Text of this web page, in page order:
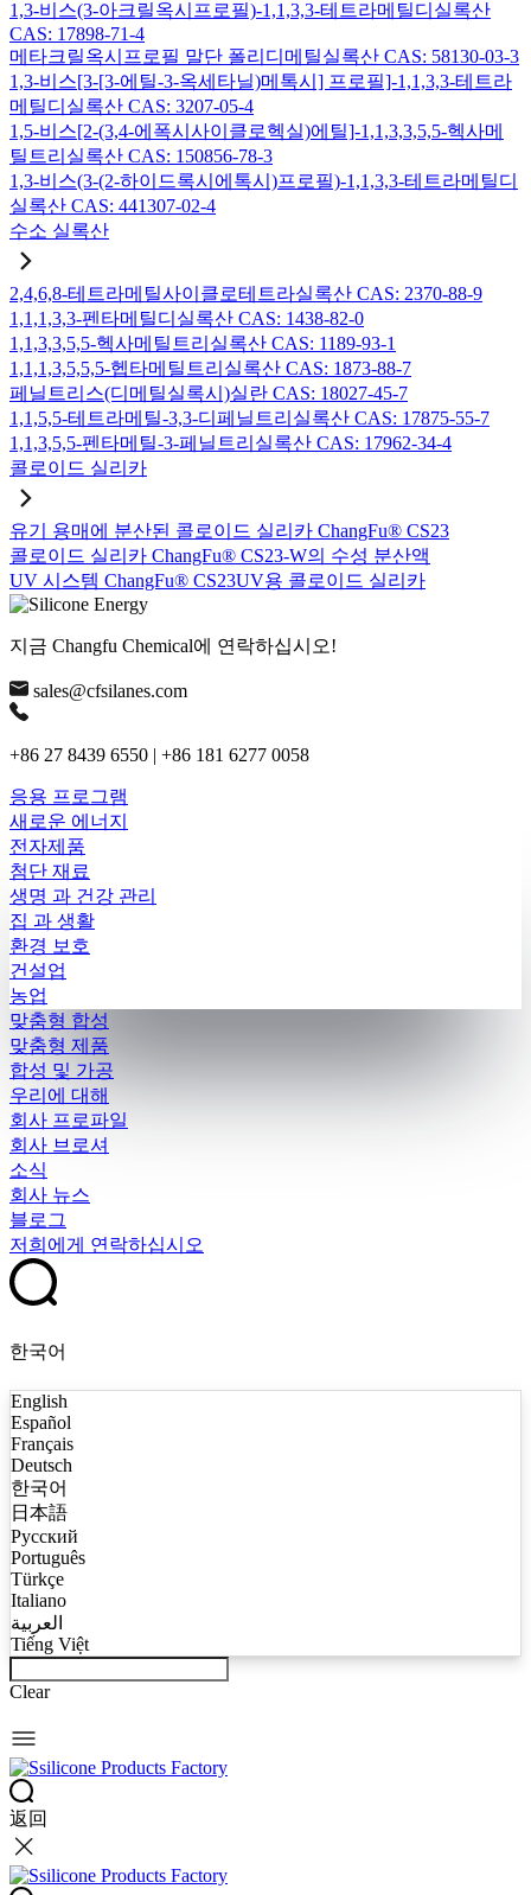
1,3-비스(3-아크릴옥시프로필)-1,1,3,3-테트라메틸디실록산
CAS: 17898-71-4
메타크릴옥시프로필 말단 폴리디메틸실록산 CAS: 58130-03-3
1,3-비스[3-[3-에틸-3-옥세타닐)메톡시] 프로필]-1,1,3,3-테트라
메틸디실록산 CAS: 3207-05-4
1,5-비스[2-(3,4-에폭시사이클로헥실)에틸]-1,1,3,3,5,5-헥사메
틸트리실록산 CAS: 150856-78-3
1,3-비스(3-(2-하이드록시에톡시)프로필)-1,1,3,3-테트라메틸디
실록산 CAS: 441307-02-4
수소 실록산
2,4,6,8-테트라메틸사이클로테트라실록산 CAS: 2370-88-9
1,1,1,3,3-펜타메틸디실록산 CAS: 1438-82-0
1,1,3,3,5,5-헥사메틸트리실록산 CAS: 1189-93-1
1,1,1,3,5,5,5-헵타메틸트리실록산 CAS: 1873-88-7
페닐트리스(디메틸실록시)실란 CAS: 18027-45-7
1,1,5,5-테트라메틸-3,3-디페닐트리실록산 CAS: 17875-55-7
1,1,3,5,5-펜타메틸-3-페닐트리실록산 CAS: 17962-34-4
콜로이드 실리카
유기 용매에 분산된 콜로이드 실리카 ChangFu® CS23
콜로이드 실리카 ChangFu® CS23-W의 수성 분산액
UV 시스템 ChangFu® CS23UV용 콜로이드 실리카
지금 Changfu Chemical에 연락하십시오!
sales@cfsilanes.com
+86 27 8439 6550 | +86 181 6277 0058
응용 프로그램
새로운 에너지
전자제품
첨단 재료
생명 과 건강 관리
집 과 생활
환경 보호
건설업
농업
맞춤형 합성
맞춤형 제품
합성 및 가공
우리에 대해
회사 프로파일
회사 브로셔
소식
회사 뉴스
블로그
저희에게 연락하십시오
한국어
English
Español
Français
Deutsch
한국어
日本語
Русский
Português
Türkçe
Italiano
العربية
Tiếng Việt
Clear
返回